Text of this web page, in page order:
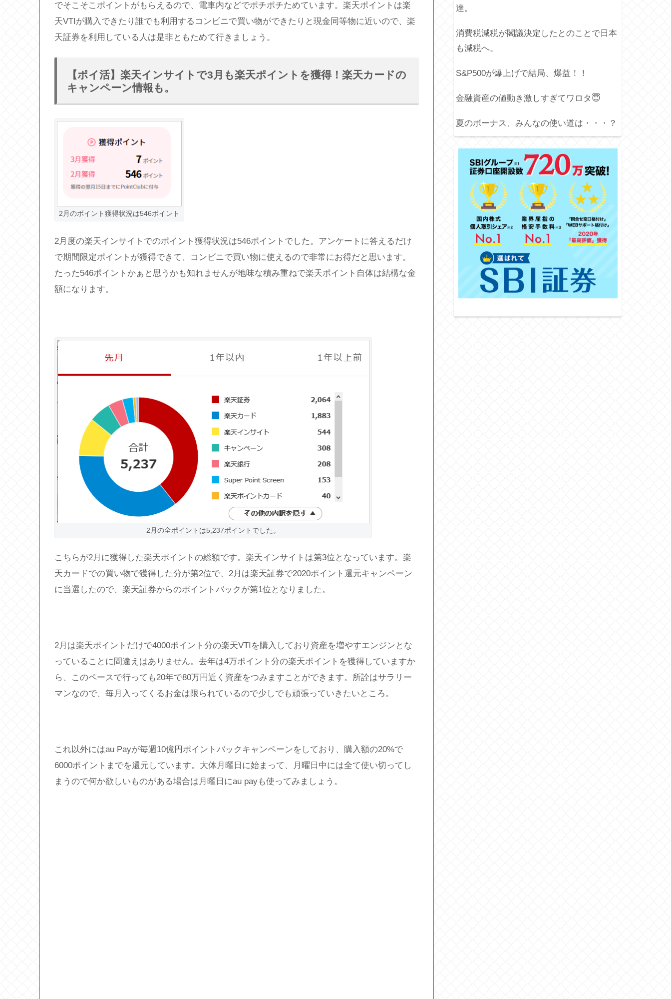
でそこそこポイントがもらえるので、電車内などでポチポチためています。楽天ポイントは楽
天VTIが購入できたり誰でも利用するコンビニで買い物ができたりと現金同等物に近いので、楽
天証券を利用している人は是非ともためて行きましょう。
【ポイ活】楽天インサイトで3月も楽天ポイントを獲得！楽天カードの
キャンペーン情報も。
2月のポイント獲得状況は546ポイント
2月度の楽天インサイトでのポイント獲得状況は546ポイントでした。アンケートに答えるだけ
で期間限定ポイントが獲得できて、コンビニで買い物に使えるので非常にお得だと思います。
たった546ポイントかぁと思うかも知れませんが地味な積み重ねで楽天ポイント自体は結構な金
額になります。
2月の全ポイントは5,237ポイントでした。
こちらが2月に獲得した楽天ポイントの総額です。楽天インサイトは第3位となっています。楽
天カードでの買い物で獲得した分が第2位で、2月は楽天証券で2020ポイント還元キャンペーン
に当選したので、楽天証券からのポイントバックが第1位となりました。
2月は楽天ポイントだけで4000ポイント分の楽天VTIを購入しており資産を増やすエンジンとな
っていることに間違えはありません。去年は4万ポイント分の楽天ポイントを獲得していますか
ら、このペースで行っても20年で80万円近く資産をつみますことができます。所詮はサラリー
マンなので、毎月入ってくるお金は限られているので少しでも頑張っていきたいところ。
これ以外にはau Payが毎週10億円ポイントバックキャンペーンをしており、購入額の20%で
6000ポイントまでを還元しています。大体月曜日に始まって、月曜日中には全て使い切ってし
まうので何か欲しいものがある場合は月曜日にau payも使ってみましょう。
達。
消費税減税が閣議決定したとのことで日本
も減税へ。
S&P500が爆上げで結局、爆益！！
金融資産の値動き激しすぎてワロタ😇
夏のボーナス、みんなの使い道は・・・？